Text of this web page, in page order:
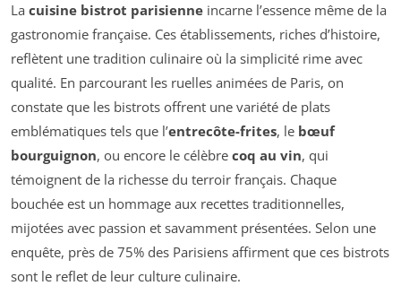
La cuisine bistrot parisienne incarne l’essence même de la
gastronomie française. Ces établissements, riches d’histoire,
reflètent une tradition culinaire où la simplicité rime avec
qualité. En parcourant les ruelles animées de Paris, on
constate que les bistrots offrent une variété de plats
emblématiques tels que l’entrecôte-frites, le bœuf
bourguignon, ou encore le célèbre coq au vin, qui
témoignent de la richesse du terroir français. Chaque
bouchée est un hommage aux recettes traditionnelles,
mijotées avec passion et savamment présentées. Selon une
enquête, près de 75% des Parisiens affirment que ces bistrots
sont le reflet de leur culture culinaire.